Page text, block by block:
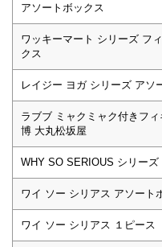
アソートボックス
ワッキーマート シリーズ フ
クス
レイジー ヨガ シリーズ アソ
ラブブ ミャクミャク付きフ
博 大丸松坂屋
WHY SO SERIOUS シリー
ワイ ソー シリアス アソート
ワイ ソー シリアス １ピース